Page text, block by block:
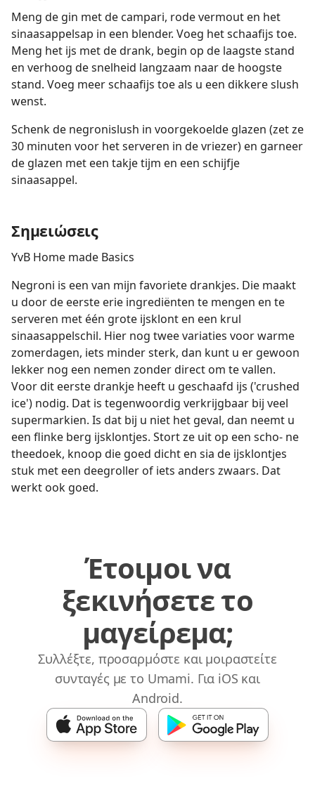
Meng de gin met de campari, rode vermout en het
sinaasappelsap in een blender. Voeg het schaafijs toe.
Meng het ijs met de drank, begin op de laagste stand
en verhoog de snelheid langzaam naar de hoogste
stand. Voeg meer schaafijs toe als u een dikkere slush
wenst.
Schenk de negronislush in voorgekoelde glazen (zet ze
30 minuten voor het serveren in de vriezer) en garneer
de glazen met een takje tijm en een schijfje
sinaasappel.
Σημειώσεις
YvB Home made Basics
Negroni is een van mijn favoriete drankjes. Die maakt
u door de eerste erie ingrediënten te mengen en te
serveren met één grote ijsklont en een krul
sinaasappelschil. Hier nog twee variaties voor warme
zomerdagen, iets minder sterk, dan kunt u er gewoon
lekker nog een nemen zonder direct om te vallen.
Voor dit eerste drankje heeft u geschaafd ijs ('crushed
ice') nodig. Dat is tegenwoordig verkrijgbaar bij veel
supermarkien. Is dat bij u niet het geval, dan neemt u
een flinke berg ijsklontjes. Stort ze uit op een scho- ne
theedoek, knoop die goed dicht en sia de ijsklontjes
stuk met een deegroller of iets anders zwaars. Dat
werkt ook goed.
Έτοιμοι να
ξεκινήσετε το
μαγείρεμα;
Συλλέξτε, προσαρμόστε και μοιραστείτε
συνταγές με το Umami. Για iOS και
Android.